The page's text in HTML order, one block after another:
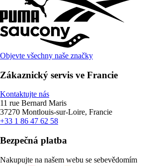
Objevte všechny naše značky
Zákaznický servis ve Francie
Kontaktujte nás
11 rue Bernard Maris
37270 Montlouis-sur-Loire, Francie
+33 1 86 47 62 58
Bezpečná platba
Nakupujte na našem webu se sebevědomím